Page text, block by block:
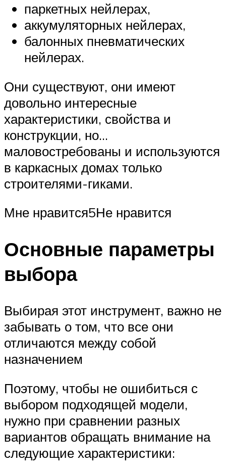
паркетных нейлерах,
аккумуляторных нейлерах,
балонных пневматических
нейлерах.
Они существуют, они имеют
довольно интересные
характеристики, свойства и
конструкции, но…
маловостребованы и используются
в каркасных домах только
строителями-гиками.
Мне нравится5Не нравится
Основные параметры
выбора
Выбирая этот инструмент, важно не
забывать о том, что все они
отличаются между собой
назначением
Поэтому, чтобы не ошибиться с
выбором подходящей модели,
нужно при сравнении разных
вариантов обращать внимание на
следующие характеристики: